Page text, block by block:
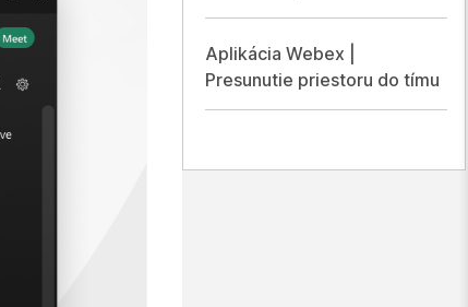
Aplikácia Webex |
Presunutie priestoru do tímu